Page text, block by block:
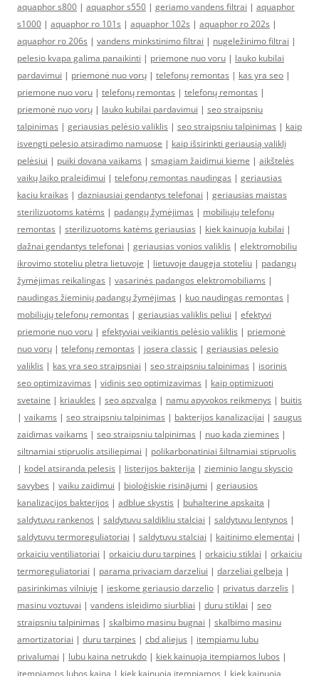
aquaphor s800 | aquaphor s550 | geriamo vandens filtrai | aquaphor
s1000 | aquaphor ro 101s | aquaphor 102s | aquaphor ro 202s |
aquaphor ro 206s | vandens minkstinimo filtrai | nugeležinimo filtrai |
pelesio kvapa galima panaikinti | priemone nuo voru | lauko kubilai
pardavimui | priemonė nuo vorų | telefonų remontas | kas yra seo |
priemone nuo voru | telefonų remontas | telefonų remontas |
priemonė nuo vorų | lauko kubilai pardavimui | seo straipsniu
talpinimas | geriausias pelėsio valiklis | seo straipsniu talpinimas | kaip
isvengti pelesio atsiradimo namuose | kaip išsirinkti geriausią valiklį
pelėsiui | puiki dovana vaikams | smagiam žaidimui kieme | aikštelės
vaikų laiko praleidimui | telefonų remontas naudingas | geriausias
kaciu kraikas | dazniausiai gendantys telefonai | geriausias maistas
sterilizuotoms katėms | padangų žymėjimas | mobiliųjų telefonų
remontas | sterilizuotoms katėms geriausias | kiek kainuoja kubilai |
dažnai gendantys telefonai | geriausias vonios valiklis | elektromobiliu
ikrovimo stoteliu pletra lietuvoje | lietuvoje daugeja stoteliu | padangų
žymėjimas reikalingas | vasarinės padangos elektromobiliams |
naudingas žieminių padangų žymėjimas | kuo naudingas remontas |
mobiliųjų telefonų remontas | geriausias valiklis peliui | efektyvi
priemone nuo voru | efektyviai veikiantis pelėsio valiklis | priemonė
nuo vorų | telefonų remontas | josera classic | geriausias pelesio
valiklis | kas yra seo straipsniai | seo straipsniu talpinimas | isorinis
seo optimizavimas | vidinis seo optimizavimas | kaip optimizuoti
svetaine | kriaukles | seo apzvalga | namu apyvokos reikmenys | buitis
| vaikams | seo straipsniu talpinimas | bakterijos kanalizacijai | saugus
zaidimas vaikams | seo straipsniu talpinimas | nuo kada ziemines |
siltnamiai stipruolis atsiliepimai | polikarbonatiniai šiltnamiai stipruolis
| kodel atsiranda pelesis | listerijos bakterija | zieminio langu skyscio
savybes | vaiku zaidimui | bioloģiskie risinājumi | geriausios
kanalizacijos bakterijos | adblue skystis | buhalterine apskaita |
saldytuvu rankenos | saldytuvu saldikliu stalciai | saldytuvu lentynos |
saldytuvu termoreguliatoriai | saldytuvu stalciai | kaitinimo elementai |
orkaiciu ventiliatoriai | orkaiciu duru tarpines | orkaiciu stiklai | orkaiciu
termoreguliatoriai | parama privaciam darzeliui | darzeliai gelbeja |
pasirinkimas vilniuje | ieskome geriausio darzelio | privatus darzelis |
masinu voztuvai | vandens isleidimo siurbliai | duru stiklai | seo
straipsniu talpinimas | skalbimo masinu bugnai | skalbimo masinu
amortizatoriai | duru tarpines | cbd aliejus | itempiamu lubu
privalumai | lubu kaina netrukdo | kiek kainuoja itempiamos lubos |
itempiamos lubos kaina | kiek kainuoja itempiamos | kiek kainuoja